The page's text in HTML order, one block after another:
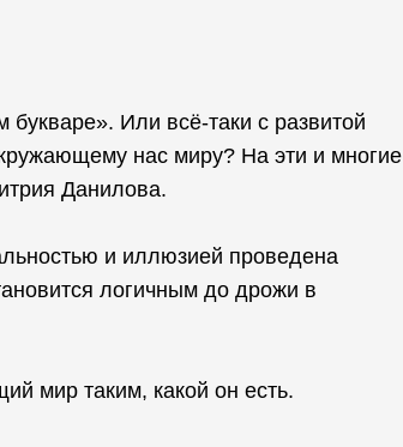
Или всё-таки с развитой
нас миру? На эти и многие
Данилова.
и иллюзией проведена
логичным до дрожи в
мир таким, какой он есть.